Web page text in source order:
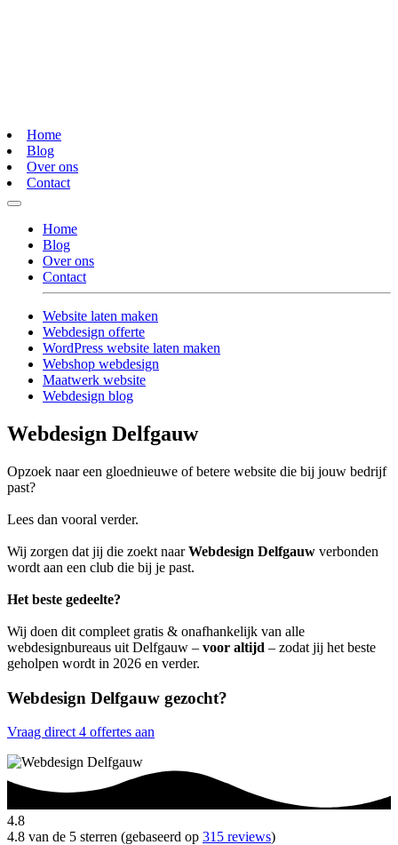
Home
Blog
Over ons
Contact
Home
Blog
Over ons
Contact
Website laten maken
Webdesign offerte
WordPress website laten maken
Webshop webdesign
Maatwerk website
Webdesign blog
Webdesign Delfgauw
Opzoek naar een gloednieuwe of betere website die bij jouw bedrijf
past?
Lees dan vooral verder.
Wij zorgen dat jij die zoekt naarWebdesign Delfgauw verbonden
wordt aan een club die bij je past.
Het beste gedeelte?
Wij doen dit compleet gratis & onafhankelijk van alle
webdesignbureaus uit Delfgauw – voor altijd – zodat jij het beste
geholpen wordt in 2026 en verder.
Webdesign Delfgauw gezocht?
Vraag direct 4 offertes aan
4.8
4.8 van de 5 sterren (gebaseerd op 315 reviews)